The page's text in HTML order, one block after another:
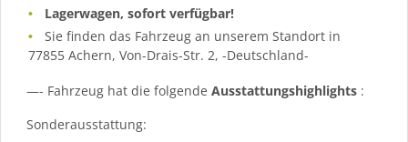
Lagerwagen, sofort verfügbar!
Sie finden das Fahrzeug an unserem Standort in
77855 Achern, Von-Drais-Str. 2, -Deutschland-
—- Fahrzeug hat die folgende Ausstattungshighlights :
Sonderausstattung: